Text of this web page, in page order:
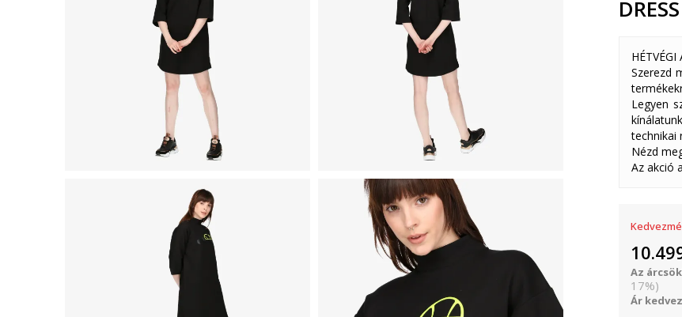
DRESS
HÉTVÉGI
Szerezd
Legyen
technikai
Nézd
Az akció
Az
17%)
Ár